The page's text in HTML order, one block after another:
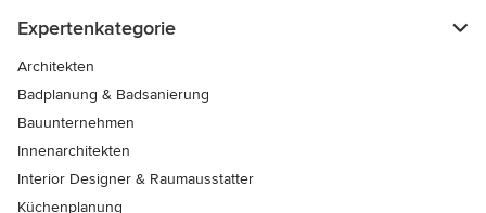
Expertenkategorie
Architekten
Badplanung & Badsanierung
Bauunternehmen
Innenarchitekten
Interior Designer & Raumausstatter
Küchenplanung